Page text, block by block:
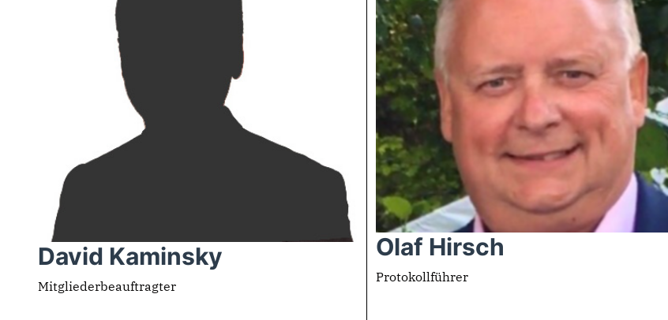
David Kaminsky
Mitgliederbeauftragter
Olaf Hirsch
Protokollführer